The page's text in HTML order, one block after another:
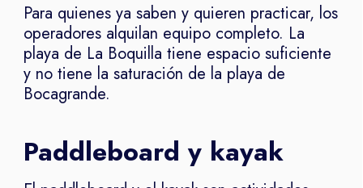
Para quienes ya saben y quieren practicar, los
operadores alquilan equipo completo. La
playa de La Boquilla tiene espacio suficiente
y no tiene la saturación de la playa de
Bocagrande.
Paddleboard y kayak